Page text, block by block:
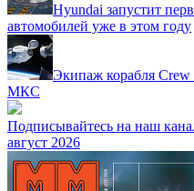
Hyundai запустит
автомобилей уже в этом году
Экипаж корабля
МКС
Подписывайтесь на наш
август 2026